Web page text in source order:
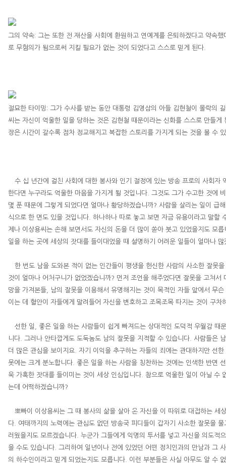
그의 약속: 그는 또한 전 재산을 사회에 환원하고 연예계를 은퇴하겠다고 약속했
로 무혐의가 됨으로써 지킬 필요가 없는 것이 되었다고 스스로 믿게 된다
절묘한 타이밍 : 그가 수사를 받는 동안 대통령 김영삼의 아들 김현철이 몰락의
씨는 자신이 억울한 일을 당하는 것은 김현철 때문이라는 신화를 스스로 만들게
장은 시간이 갈수록 점차 정교해지고 복잡한 스토리를 가지게 되는 것을 볼 수
수 십 년간에 걸친 사회에 대한 봉사와 인기 절정에 있는 방송 프로의 사회자
한다면 누구라도 억울한 마음을 가지게 될 것입니다
그것도 그가 수고한 것에
몇 푼 때문에 그렇게 되었다면 얼마나 황당하겠습니까? 사람을 살리는 일이 급
식으로 한 면도 있을 것입니다
하나하나 따로 놓고 보면 자금 유용이라고 말할
제나 이상용씨는 손해 보면서도 자신의 돈을 더 많이 쏟아 붓고 있었을지도 모릅
일을 하는 곳에 세상의 잣대를 들이대었을 때 설명하기 어려운 일들이 얼마나 많
한 번도 남을 도와본 적이 없는 인간들이 평생을 헌신한 사람의 사소한 잘못
것이 얼마나 어처구니가 없었겠습니까? 먼저 조언을 해주었다면 잘못을 고쳐서
망을 가져본들
남의 잘못을 이용해서 유명해지는 것이 목적인 자들 앞에서 무
이는 데 혈안이 자들에게 말려들어 자신을 변호하고 조목조목 따지는 것이 구차
선한 일
좋은 일을 하는 사람들이 쉽게 빠져드는 상대적인 도덕적 우월감 때
니다
그러나 안타깝게도 도둑놈도 남의 잘못을 지적할 수 있습니다
사람들은
더 많은 관심을 보이지요
자기 이익을 추구하는 자들의 죄에는 관대하지만 선
못에는 크게 분노합니다
좋은 일을 하는 사람을 칭찬하는 것에는 인색한 반면
욱 가혹한 잣대를 들이미는 것이 세상 인심입니다
참으로 억울한 일이 아닐 수
는데 어떡하겠습니까?
뽀빠이 이상용씨는 그 때 봉사의 삶을 살아 온 자신을 이 따위로 대접하는 세
다
여태까지의 노력에는 관심도 없던 방송국 피디들이 갑자기 사소한 잘못을
러웠을지도 모르겠습니다
누군가 그들에게 익명의 투서를 넣고 자신을 의도적
을 수도 있습니다
그리하여 일년이나 전에 있었던 어떤 정치인과의 만남과 그
의 하수인이라고 믿게 되었는지도 모릅니다
이런 부분들은 사실 아무도 알 수